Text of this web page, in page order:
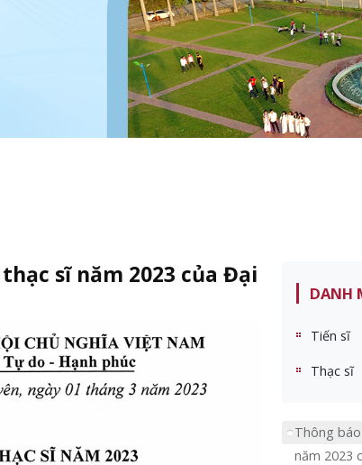
sĩ năm 2023 của Đại
DANH
Tiến sĩ
Thạc sĩ
Thông
năm 2023